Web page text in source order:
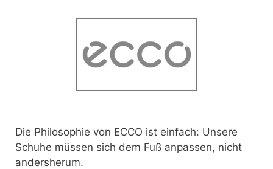
Die Philosophie von ECCO ist einfach: Unsere
Schuhe müssen sich dem Fuß anpassen, nicht
andersherum.